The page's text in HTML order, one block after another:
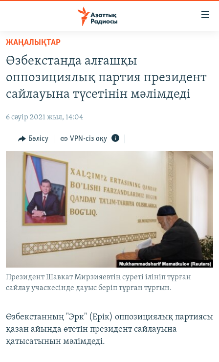
Skip
main
content
main
Navigation
to
ЖАҢАЛЫҚТАР
AZATTYQTV
АДАМ ҚҰҚЫҚТАРЫ
ӘЛЕУМЕТ
ӘЛЕМ
АРНАЙЫ ЖОБАЛАР
Русский
ЖАЗЫЛЫҢЫЗ
Басқа тілдерде
ЖАҢАЛЫҚТАР
Өзбекстанда алғашқы
оппозициялық партия президент
сайлауына түсетінін мәлімдеді
6 сәуір 2021 жыл, 14:04
Бөлісу VPN-сіз оқу
Президент Шавкат Мирзияевтің суреті ілініп тұрған
сайлау учаскесінде дауыс беріп тұрған тұрғын.
Өзбекстанның "Эрк" (Ерік) оппозициялық партиясы
қазан айында өтетін президент сайлауына
қатысатынын мәлімдеді.